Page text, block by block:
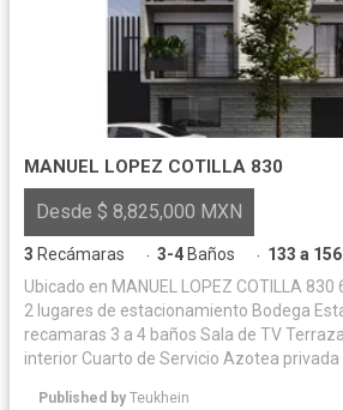
MANUEL LOPEZ COTILLA 830
Desde $ 8,825,000 MXN
3 Recámaras · 3-4 Baños · 133 a 156
Ubicado en MANUEL LOPEZ COTILLA 830 6 casas en condominio
2 lugares de estacionamiento Bodega Estanca Comedor 3
recamaras 3 a 4 baños Sala de TV Terraza a la intemperie Patio
interior Cuarto de Servicio Azotea privada acondicionada con
Published by Teukhein